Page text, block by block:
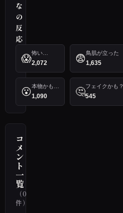
な
の
反
応
😱怖い…
2,072 😨鳥肌が立った
1,635
😮本物かも…
1,090 🤔フェイクかも？
545
コ
メ
ン
ト
一
覧
（0
件）